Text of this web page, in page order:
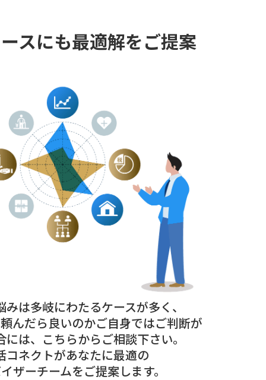
スにも最適解をご提案
みは多岐にわたるケースが多く、
んだら良いのかご自身ではご判断が
には、こちらからご相談下さい。
コネクトがあなたに最適の
ザーチームをご提案します。